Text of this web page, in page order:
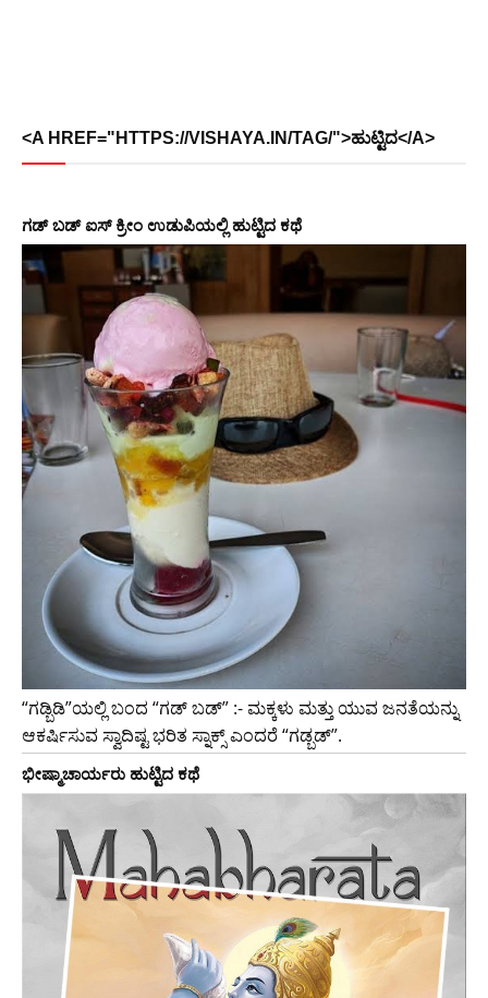
<A HREF="HTTPS://VISHAYA.IN/TAG/">ಹುಟ್ಟಿದ</A>
ಗಡ್ ಬಡ್ ಐಸ್ ಕ್ರೀಂ ಉಡುಪಿಯಲ್ಲಿ ಹುಟ್ಟಿದ ಕಥೆ
“ಗಡ್ಬಿಡಿ”ಯಲ್ಲಿ ಬಂದ “ಗಡ್ ಬಡ್” :- ಮಕ್ಕಳು ಮತ್ತು ಯುವ ಜನತೆಯನ್ನು
ಆಕರ್ಷಿಸುವ ಸ್ವಾದಿಷ್ಟ ಭರಿತ ಸ್ನಾಕ್ಸ್ ಎಂದರೆ “ಗಡ್ಬಡ್”.
ಭೀಷ್ಮಾಚಾರ್ಯರು ಹುಟ್ಟಿದ ಕಥೆ